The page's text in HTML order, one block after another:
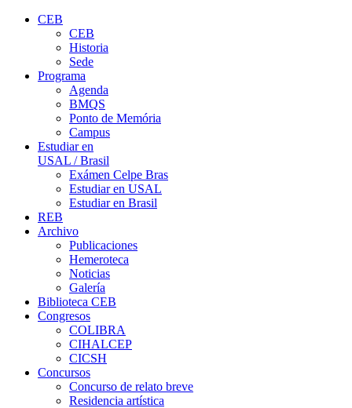
CEB
CEB
Historia
Sede
Programa
Agenda
BMQS
Ponto de Memória
Campus
Estudiar en
USAL / Brasil
Exámen Celpe Bras
Estudiar en USAL
Estudiar en Brasil
REB
Archivo
Publicaciones
Hemeroteca
Noticias
Galería
Biblioteca CEB
Congresos
COLIBRA
CIHALCEP
CICSH
Concursos
Concurso de relato breve
Residencia artística